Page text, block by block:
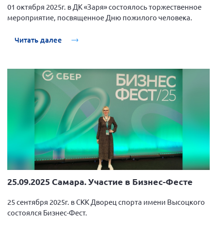
01 октября 2025г. в ДК «Заря» состоялось торжественное
мероприятие, посвященное Дню пожилого человека.
Читать далее
25.09.2025 Самара. Участие в Бизнес-Фесте
25 сентября 2025г. в СКК Дворец спорта имени Высоцкого
состоялся Бизнес-Фест.